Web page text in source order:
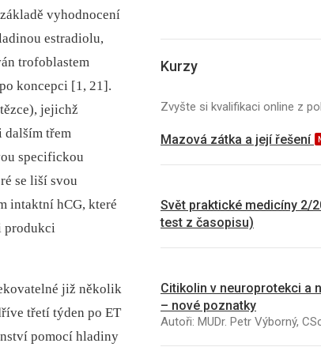
vyhodnocení
estradiolu,
trofoblastem
koncepci [1, 21].
jejichž
dalším třem
specifickou
se liší svou
intaktní hCG, které
produkci
již několik
třetí týden po ET
pomocí hladiny
Kurzy
Zvyšte si kvalifikaci online z
Mazová zátka a její řešení
Svět praktické medicíny 2/
test z časopisu)
Citikolin v neuroprotekci a
– nové poznatky
Autoři: MUDr. Petr Výborný,